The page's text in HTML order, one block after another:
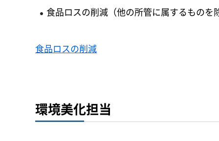
食品ロスの削減（他の所管に属するものを
食品ロスの削減
環境美化担当